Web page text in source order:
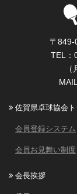
〒849-
TEL
佐賀県卓球協会
会員登録システム
会員お見舞い制度
会長挨拶